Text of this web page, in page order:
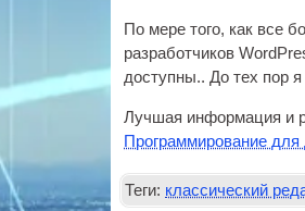
По мере того, как все
разработчиков
доступны.. До тех пор
Лучшая информация и
Программирование для
Теги: классический